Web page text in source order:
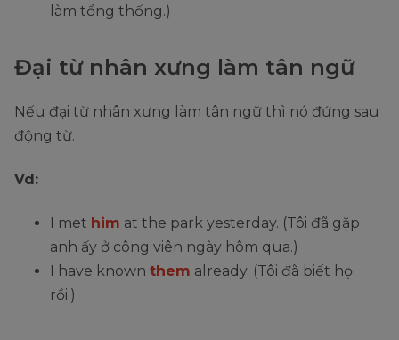
làm tổng thống.)
Đại từ nhân xưng làm tân ngữ
Nếu đại từ nhân xưng làm tân ngữ thì nó đứng sau
động từ.
Vd:
I met him at the park yesterday. (Tôi đã gặp
anh ấy ở công viên ngày hôm qua.)
I have known them already. (Tôi đã biết họ
rồi.)